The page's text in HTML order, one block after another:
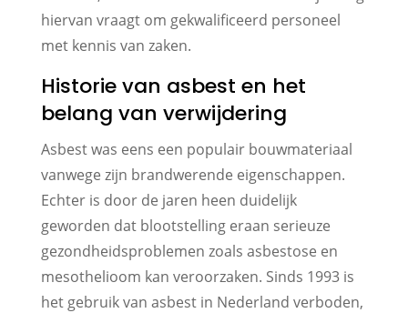
hiervan vraagt om gekwalificeerd personeel
met kennis van zaken.
Historie van asbest en het
belang van verwijdering
Asbest was eens een populair bouwmateriaal
vanwege zijn brandwerende eigenschappen.
Echter is door de jaren heen duidelijk
geworden dat blootstelling eraan serieuze
gezondheidsproblemen zoals asbestose en
mesothelioom kan veroorzaken. Sinds 1993 is
het gebruik van asbest in Nederland verboden,